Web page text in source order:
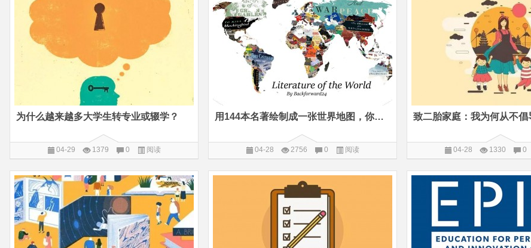
为什么越来越多大学生转专业或辍学？
04-29 1379 0 阅读
用144本名著绘制成一张世界地图，你阅读过几个国家？
04-28 2756 0 阅读 04-28 1330 0